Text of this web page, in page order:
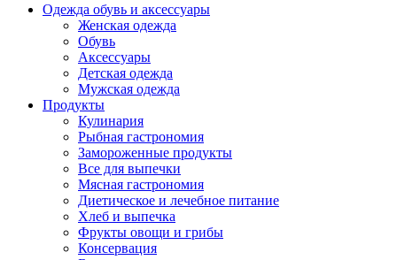
Одежда обувь и аксессуары
Женская одежда
Обувь
Аксессуары
Детская одежда
Мужская одежда
Продукты
Кулинария
Рыбная гастрономия
Замороженные продукты
Все для выпечки
Мясная гастрономия
Диетическое и лечебное питание
Хлеб и выпечка
Фрукты овощи и грибы
Консервация